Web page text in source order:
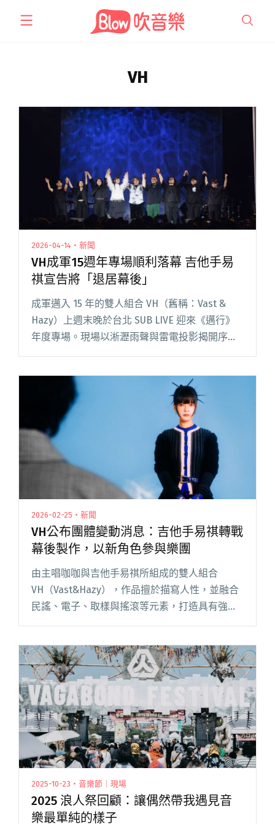
VH
2026-04-14・新聞
VH成軍15週年專場順利落幕 吉他手易
祺宣告將「退居幕後」
成軍邁入 15 年的雙人組合 VH（舊稱：Vast &
Hazy）上週末晚於台北 SUB LIVE 迎來《邁行》
年度專場。現場以淅瀝雨聲與雷電投影揭開序
幕，當布幕落下的那一刻，主唱咖咖與吉他手兼
成軍15週年專場順利落幕 吉他手易祺宣告將「退
居幕後」"
2026-02-25・新聞
VH公布團體變動消息：吉他手易祺轉戰
幕後製作，以新角色參與樂團
由主唱咖咖與吉他手易祺所組成的雙人組合
VH（Vast&Hazy），作品擅於描寫人性，並融合
民謠、電子、取樣與搖滾等元素，打造具有強烈
並以閱讀全文 "VH公布團體變動消息：吉他手易
祺轉戰幕後製作，以新角色參與樂團"
2025-10-23・音樂節｜現場
2025 浪人祭回顧：讓偶然帶我遇見音
樂最單純的樣子